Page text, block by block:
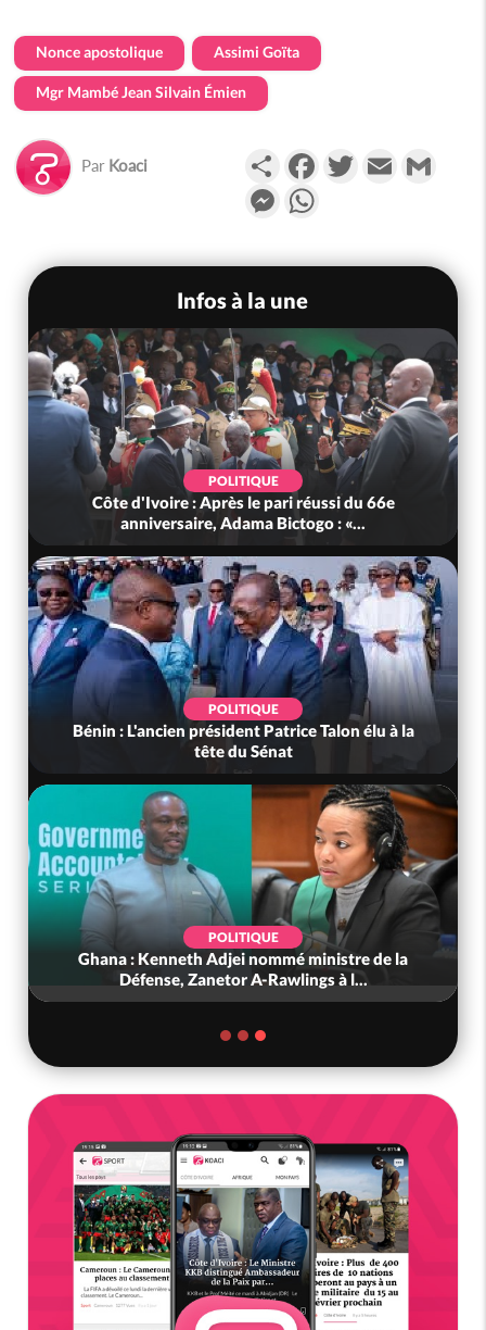
Nonce apostolique Assimi Goïta
Mgr Mambé Jean Silvain Émien
Par Koaci PartagerFacebookTwitterEmail
Messenger
Infos à la une
POLITIQUE
Côte d'Ivoire : Après le pari réussi du 66e
anniversaire, Adama Bictogo : «...
POLITIQUE
Bénin : L'ancien président Patrice Talon élu à la
tête du Sénat
POLITIQUE
Ghana : Kenneth Adjei nommé ministre de la
Défense, Zanetor A-Rawlings à l...